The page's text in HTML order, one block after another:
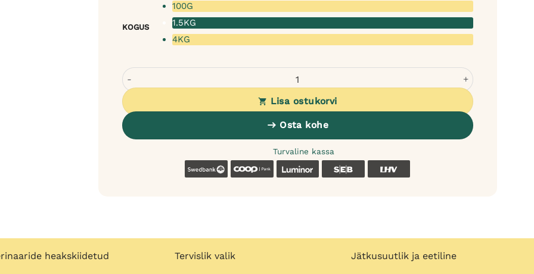
KOGUS
100G
1.5KG
4KG
Tales & Tails koeratoit pardilihaga - pehme kuivtoit, monoproteiin kogus
Lisa ostukorvi
Osta kohe
Turvaline kassa
SwedbankCoop Luminor
heakskiidetud Tervislik valik Jätkusuutlik ja eetiline